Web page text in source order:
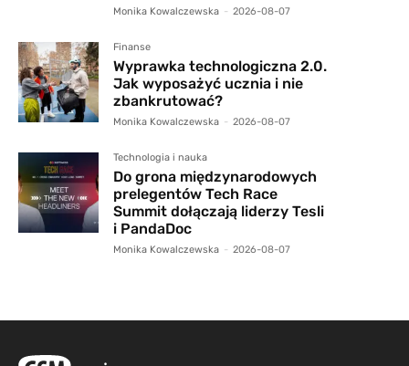
Monika Kowalczewska - 2026-08-07
Finanse
Wyprawka technologiczna 2.0.
Jak wyposażyć ucznia i nie
zbankrutować?
Monika Kowalczewska - 2026-08-07
Technologia i nauka
Do grona międzynarodowych
prelegentów Tech Race
Summit dołączają liderzy Tesli
i PandaDoc
Monika Kowalczewska - 2026-08-07